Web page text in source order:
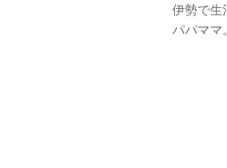
伊勢で生
パパママ